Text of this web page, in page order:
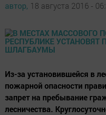
автор, 18 августа 2016 -
Из-за установившейся в
пожарной опасности
запрет на пребывание
лесничества.